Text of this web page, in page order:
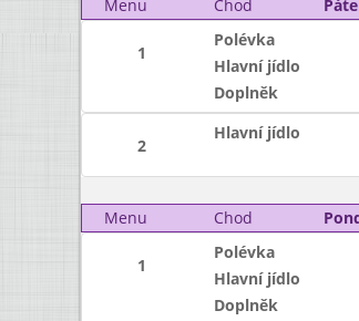
Menu Chod
1
Polévka
Hlavní jídlo
Doplněk
2
Hlavní jídlo
Menu
Chod
1
Polévka
Hlavní jídlo
Doplněk